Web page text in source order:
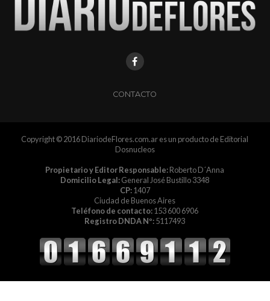
CONTACTO
Copyright © 2016 DiariodeFlores.com.ar es un producto de Editorial
Dosnucleos
Propietario y Editor Responsable:Roberto D´Anna
Domicilio Legal:General José Bustillo 3348
CP:1407
Ciudad de Buenos Aires
Teléfono de contacto:153 600 6906
Registro DNDA Nº:5117493